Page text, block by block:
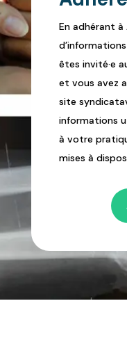
En adhérant à
êtes invité·e
et vous avez
site
informations
à votre
mises à